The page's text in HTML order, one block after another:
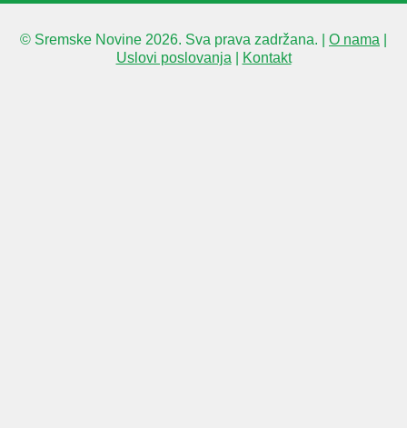
© Sremske Novine 2026. Sva prava zadržana. | O nama
Uslovi poslovanja
Kontakt